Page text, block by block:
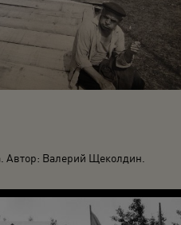
Автор: Валерий Щеколдин.